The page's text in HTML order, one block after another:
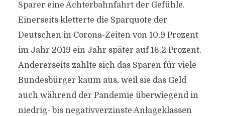
Sparer eine Achterbahnfahrt der Gefühle.
Einerseits kletterte die Sparquote der
Deutschen in Corona-Zeiten von 10,9 Prozent
im Jahr 2019 ein Jahr später auf 16,2 Prozent.
Andererseits zahlte sich das Sparen für viele
Bundesbürger kaum aus, weil sie das Geld
auch während der Pandemie überwiegend in
niedrig- bis negativverzinste Anlageklassen